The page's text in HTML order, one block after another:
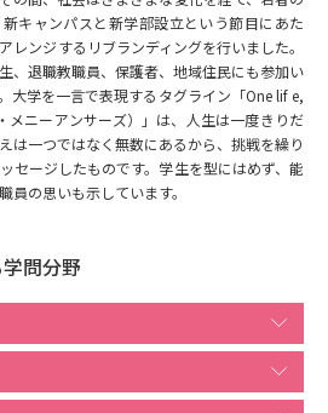
大学院の資料請求
大学入学共通テスト「受験案
内」の請求
の
高等学校卒業程度認定試験
小学校教員資格認定試験
キャンパスと新学部設立という節目にあた
レンジするリブランディングを行いました。
、退職教職員、保護者、地域住民にも参加い
大学を一言で表現するタグライン「One lif e,
メニーアンサーズ）」は、人生は一度きりだ
は一つではなく無数にあるから、挑戦を繰り
セージしたものです。学生を型にはめず、能
員の思いも示しています。
問分野